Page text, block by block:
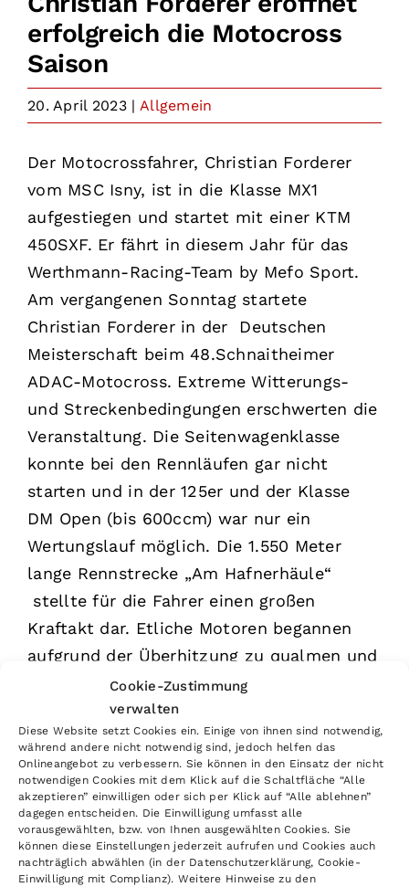
Cookie-Zustimmung
verwalten
Diese Website setzt Cookies ein. Einige von ihnen sind notwendig,
während andere nicht notwendig sind, jedoch helfen das
Onlineangebot zu verbessern. Sie können in den Einsatz der nicht
notwendigen Cookies mit dem Klick auf die Schaltfläche “Alle
akzeptieren” einwilligen oder sich per Klick auf “Alle ablehnen”
dagegen entscheiden. Die Einwilligung umfasst alle
vorausgewählten, bzw. von Ihnen ausgewählten Cookies. Sie
können diese Einstellungen jederzeit aufrufen und Cookies auch
nachträglich abwählen (in der Datenschutzerklärung, Cookie-
Einwilligung mit Complianz). Weitere Hinweise zu den
erfolgreich die Motocross
Saison
20. April 2023 | Allgemein
Der Motocrossfahrer, Christian Forderer
vom MSC Isny, ist in die Klasse MX1
aufgestiegen und startet mit einer KTM
450SXF. Er fährt in diesem Jahr für das
Werthmann-Racing-Team by Mefo Sport.
Am vergangenen Sonntag startete
Christian Forderer in der Deutschen
Meisterschaft beim 48.Schnaitheimer
ADAC-Motocross. Extreme Witterungs-
und Streckenbedingungen erschwerten die
Veranstaltung. Die Seitenwagenklasse
konnte bei den Rennläufen gar nicht
starten und in der 125er und der Klasse
DM Open (bis 600ccm) war nur ein
Wertungslauf möglich. Die 1.550 Meter
lange Rennstrecke „Am Hafnerhäule“
stellte für die Fahrer einen großen
Kraftakt dar. Etliche Motoren begannen
aufgrund der Überhitzung zu qualmen und
verabschiedeten sich nach und nach. Der
schwere Lehm kleisterte die
Motocrossmaschinen zu und forderten die
DM Fahrer in Bezug auf Kondition und
fahrerischem Können extrem heraus.
Christian Forderer trotzte dem Matsch,
erreichte bei seinem ersten Rennen in
diesem Jahr einen hervorragenden Platz